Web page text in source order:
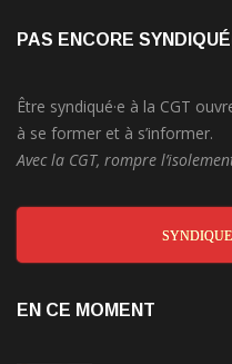
PAS ENCORE
Être syndiqué·e à la CGT
à se former et à s’informer.
Avec la CGT, rompre
EN CE MOMENT